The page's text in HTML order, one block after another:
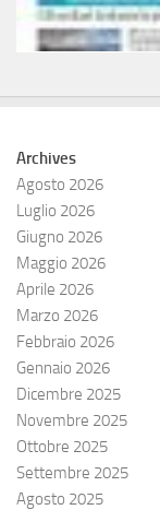
Archives
Agosto 2026
Luglio 2026
Giugno 2026
Maggio 2026
Aprile 2026
Marzo 2026
Febbraio 2026
Gennaio 2026
Dicembre 2025
Novembre 2025
Ottobre 2025
Settembre 2025
Agosto 2025